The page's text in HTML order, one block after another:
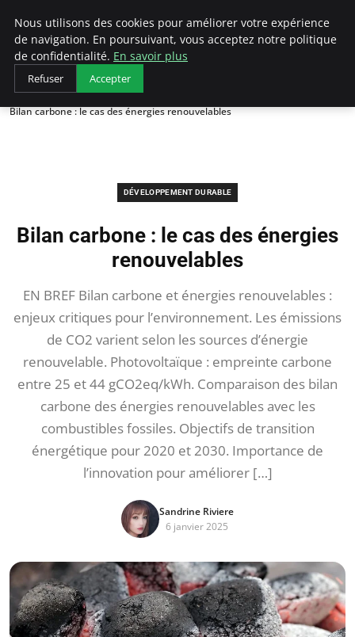
Arcticclimateemergency
Accueil
Développement durable
Bilan carbone : le cas des énergies renouvelables
DÉVELOPPEMENT DURABLE
Bilan carbone : le cas des énergies
renouvelables
EN BREF Bilan carbone et énergies renouvelables :
enjeux critiques pour l’environnement. Les émissions
de CO2 varient selon les sources d’énergie
renouvelable. Photovoltaïque : empreinte carbone
entre 25 et 44 gCO2eq/kWh. Comparaison des bilan
carbone des énergies renouvelables avec les
combustibles fossiles. Objectifs de transition
énergétique pour 2020 et 2030. Importance de
l’innovation pour améliorer […]
Sandrine Riviere
6 janvier 2025
Nous utilisons des cookies pour améliorer votre expérience
de navigation. En poursuivant, vous acceptez notre politique
de confidentialité. En savoir plus
Refuser Accepter